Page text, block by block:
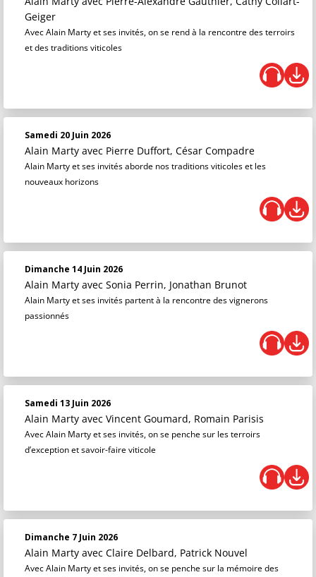
Geiger
Avec Alain Marty et ses invités, on se rend à la rencontre des terroirs
et des traditions viticoles
Samedi 20 Juin 2026
Alain Marty avec Pierre Duffort, César Compadre
Alain Marty et ses invités aborde nos traditions viticoles et les
nouveaux horizons
Dimanche 14 Juin 2026
Alain Marty avec Sonia Perrin, Jonathan Brunot
Alain Marty et ses invités partent à la rencontre des vignerons
passionnés
Samedi 13 Juin 2026
Alain Marty avec Vincent Goumard, Romain Parisis
Avec Alain Marty et ses invités, on se penche sur les terroirs
d’exception et savoir-faire viticole
Dimanche 7 Juin 2026
Alain Marty avec Claire Delbard, Patrick Nouvel
Avec Alain Marty et ses invités, on se penche sur la mémoire des